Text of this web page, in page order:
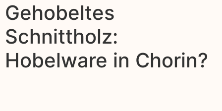
Gehobeltes
Schnittholz:
Hobelware in Chorin?